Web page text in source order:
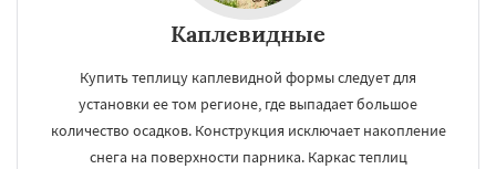
Каплевидные
Купить теплицу каплевидной формы следует для
установки ее том регионе, где выпадает большое
количество осадков. Конструкция исключает накопление
снега на поверхности парника. Каркас теплиц